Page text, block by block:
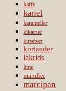
kaffe
kanel
karameller
kikærter
kirsebær
koriander
lakrids
lime
mandler
marcipan